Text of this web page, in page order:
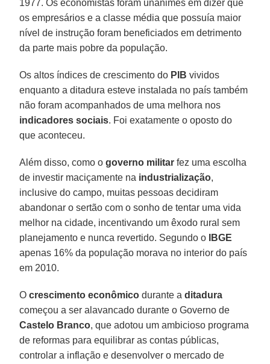
1977. Os economistas foram unânimes em dizer que
os empresários e a classe média que possuía maior
nível de instrução foram beneficiados em detrimento
da parte mais pobre da população.
Os altos índices de crescimento do PIB vividos
enquanto a ditadura esteve instalada no país também
não foram acompanhados de uma melhora nos
indicadores sociais. Foi exatamente o oposto do
que aconteceu.
Além disso, como ogoverno militar fez uma escolha
de investir maciçamente na industrialização,
inclusive do campo, muitas pessoas decidiram
abandonar o sertão com o sonho de tentar uma vida
melhor na cidade, incentivando um êxodo rural sem
planejamento e nunca revertido. Segundo o
IBGE
apenas 16% da população morava no interior do país
em 2010.
Ocrescimento econômico durante aditadura
começou a ser alavancado durante o Governo de
Castelo Branco, que adotou um ambicioso programa
de reformas para equilibrar as contas públicas,
controlar a inflação e desenvolver o mercado de